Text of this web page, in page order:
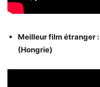
Meilleur film étranger :
(Hongrie)